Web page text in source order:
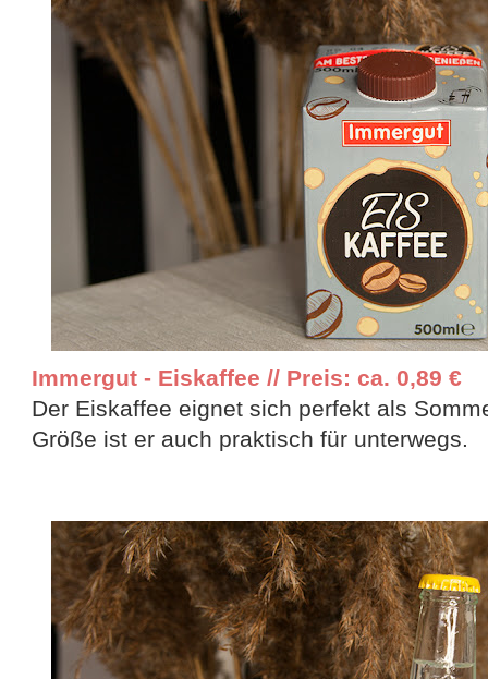
Immergut - Eiskaffee // Preis: ca. 0,89 €
Der Eiskaffee eignet sich perfekt als
Größe ist er auch praktisch für unterwegs.